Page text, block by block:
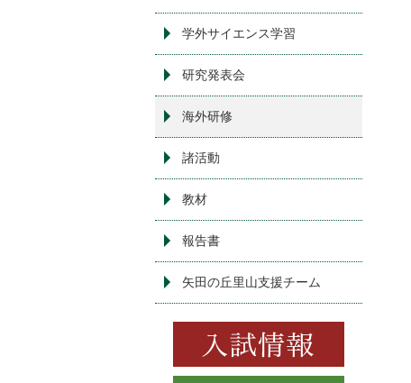
学外サイエンス学習
研究発表会
海外研修
諸活動
教材
報告書
矢田の丘里山支援チーム